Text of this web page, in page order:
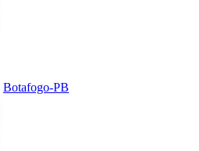
Botafogo-PB